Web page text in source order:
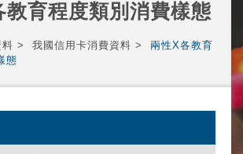
教育程度類別消費樣態
我國信用卡消費資料
兩性X各教育
態